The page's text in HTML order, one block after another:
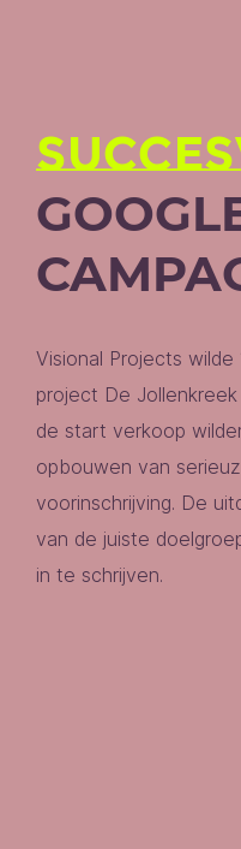
Visional Projects
project De
de start verkoop
opbouwen van
voorinschrijving. De
van de juiste
in te schrijven.